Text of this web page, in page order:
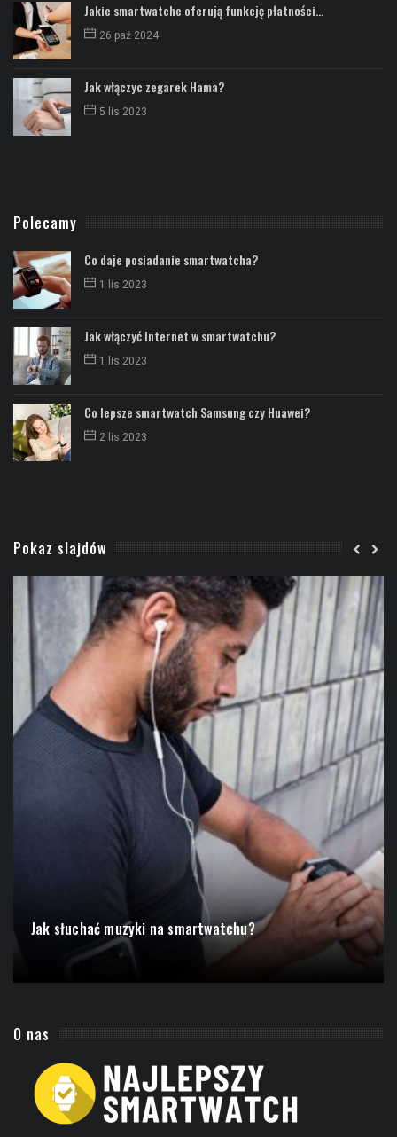
Jakie smartwatche oferują funkcję płatności...
26 paź 2024
Jak włączyc zegarek Hama?
5 lis 2023
Polecamy
Co daje posiadanie smartwatcha?
1 lis 2023
Jak włączyć Internet w smartwatchu?
1 lis 2023
Co lepsze smartwatch Samsung czy Huawei?
2 lis 2023
Pokaz slajdów
Jak słuchać muzyki na smartwatchu?
O nas